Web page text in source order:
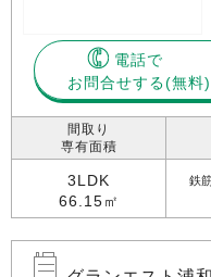
電話で
お問合せする
間取り
専有面積
3LDK
66.15㎡
鉄